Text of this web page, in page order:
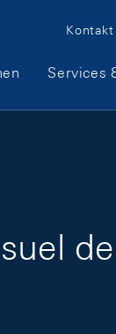
Meta
Kontakt
Services